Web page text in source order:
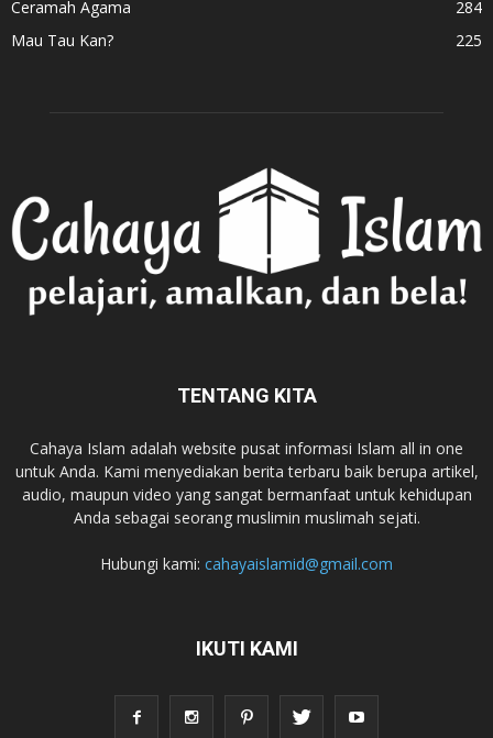
Ceramah Agama
284
Mau Tau Kan?
225
TENTANG KITA
Cahaya Islam adalah website pusat informasi Islam all in one
untuk Anda. Kami menyediakan berita terbaru baik berupa artikel,
audio, maupun video yang sangat bermanfaat untuk kehidupan
Anda sebagai seorang muslimin muslimah sejati.
Hubungi kami: cahayaislamid@gmail.com
IKUTI KAMI